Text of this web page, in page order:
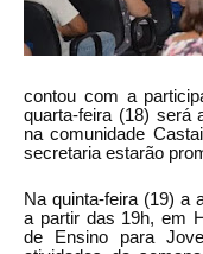
contou com a
quarta-feira (18) será
na comunidade
secretaria estarão
Na quinta-feira (19) a
a partir das 19h, em
de Ensino para